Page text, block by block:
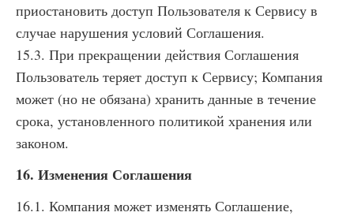
приостановить доступ Пользователя к Сервису в
случае нарушения условий Соглашения.
15.3. При прекращении действия Соглашения
Пользователь теряет доступ к Сервису; Компания
может (но не обязана) хранить данные в течение
срока, установленного политикой хранения или
законом.
16. Изменения Соглашения
16.1. Компания может изменять Соглашение,